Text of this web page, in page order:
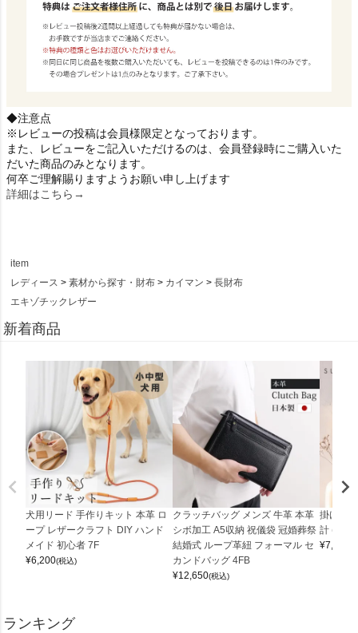
◆注意点
※レビューの投稿は会員様限定となっております。
また、レビューをご記入いただけるのは、会員登録時にご購入いた
だいた商品のみとなります。
何卒ご理解賜りますようお願い申し上げます
詳細はこちら→
item
レディース
素材から探す・財布 カイマン
長財布
エキゾチックレザー
新着商品
犬用リード 手作りキット 本革 ロ
ープ レザークラフト DIY ハンド
メイド 初心者 7F
¥6,200(税込)
クラッチバッグ メンズ 牛革 本革
シボ加工 A5収納 祝儀袋 冠婚葬祭
結婚式 ループ革紐 フォーマル セ
カンドバッグ 4FB
¥12,650(税込)
掛け時
計
¥7,150
ランキング